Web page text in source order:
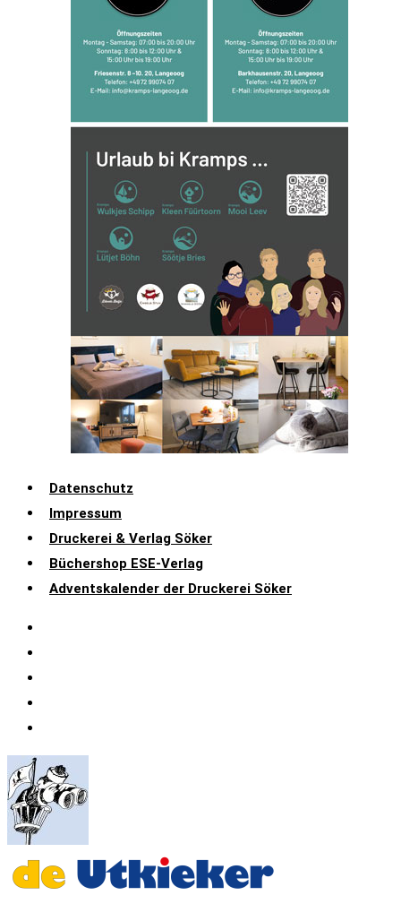
Datenschutz
Impressum
Druckerei & Verlag Söker
Büchershop ESE-Verlag
Adventskalender der Druckerei Söker